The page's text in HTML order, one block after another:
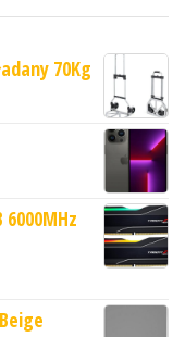
70Kg
6000MHz